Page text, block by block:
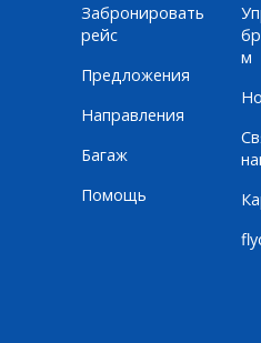
Забронировать
рейс
Предложения
Направления
Багаж
Помощь
м